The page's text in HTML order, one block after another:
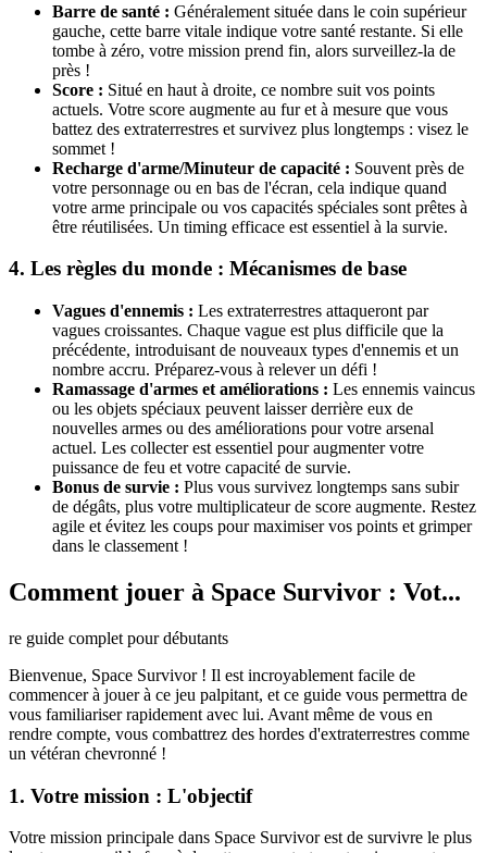
Barre de santé : Généralement située dans le coin supérieur
gauche, cette barre vitale indique votre santé restante. Si elle
tombe à zéro, votre mission prend fin, alors surveillez-la de
près !
Score : Situé en haut à droite, ce nombre suit vos points
actuels. Votre score augmente au fur et à mesure que vous
battez des extraterrestres et survivez plus longtemps : visez le
sommet !
Recharge d'arme/Minuteur de capacité : Souvent près de
votre personnage ou en bas de l'écran, cela indique quand
votre arme principale ou vos capacités spéciales sont prêtes à
être réutilisées. Un timing efficace est essentiel à la survie.
4. Les règles du monde : Mécanismes de base
Vagues d'ennemis : Les extraterrestres attaqueront par
vagues croissantes. Chaque vague est plus difficile que la
précédente, introduisant de nouveaux types d'ennemis et un
nombre accru. Préparez-vous à relever un défi !
Ramassage d'armes et améliorations : Les ennemis vaincus
ou les objets spéciaux peuvent laisser derrière eux de
nouvelles armes ou des améliorations pour votre arsenal
actuel. Les collecter est essentiel pour augmenter votre
puissance de feu et votre capacité de survie.
Bonus de survie : Plus vous survivez longtemps sans subir
de dégâts, plus votre multiplicateur de score augmente. Restez
agile et évitez les coups pour maximiser vos points et grimper
dans le classement !
Comment jouer à Space Survivor : Vot...
re guide complet pour débutants
Bienvenue, Space Survivor ! Il est incroyablement facile de
commencer à jouer à ce jeu palpitant, et ce guide vous permettra de
vous familiariser rapidement avec lui. Avant même de vous en
rendre compte, vous combattrez des hordes d'extraterrestres comme
un vétéran chevronné !
1. Votre mission : L'objectif
Votre mission principale dans Space Survivor est de survivre le plus